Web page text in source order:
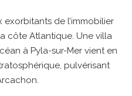
exorbitants de l’immobilier
côte Atlantique. Une villa
à Pyla-sur-Mer vient en
pulvérisant